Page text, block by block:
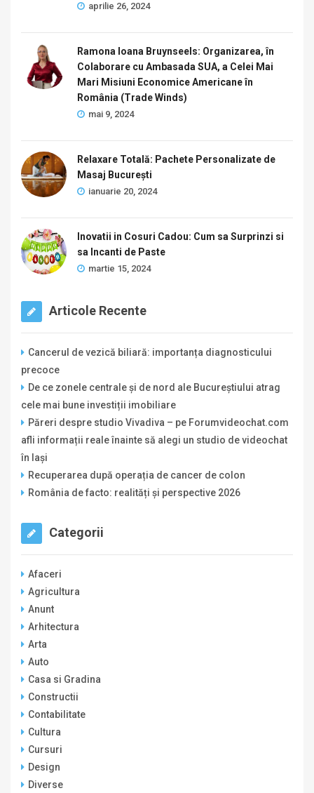
aprilie 26, 2024
Ramona Ioana Bruynseels: Organizarea, în
Colaborare cu Ambasada SUA, a Celei Mai
Mari Misiuni Economice Americane în
România (Trade Winds)
mai 9, 2024
Relaxare Totală: Pachete Personalizate de
Masaj București
ianuarie 20, 2024
Inovatii in Cosuri Cadou: Cum sa Surprinzi si
sa Incanti de Paste
martie 15, 2024
Articole Recente
Cancerul de vezică biliară: importanța diagnosticului
precoce
De ce zonele centrale și de nord ale Bucureștiului atrag
cele mai bune investiții imobiliare
Păreri despre studio Vivadiva – pe Forumvideochat.com
afli informații reale înainte să alegi un studio de videochat
în Iași
Recuperarea după operația de cancer de colon
România de facto: realități și perspective 2026
Categorii
Afaceri
Agricultura
Anunt
Arhitectura
Arta
Auto
Casa si Gradina
Constructii
Contabilitate
Cultura
Cursuri
Design
Diverse